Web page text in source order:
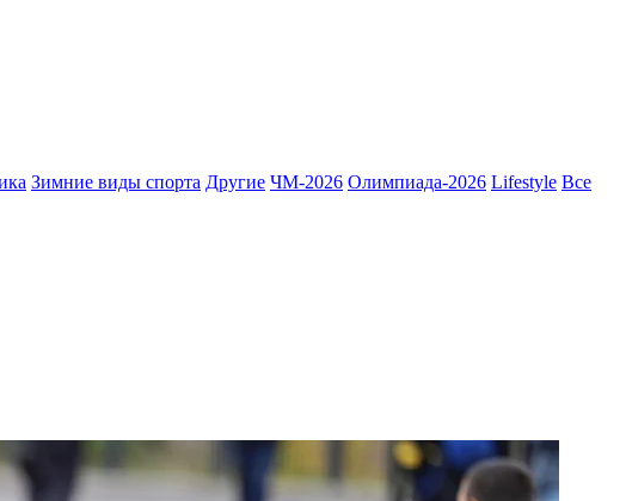
Зимние виды спорта Другие ЧМ-2026 Олимпиада-2026 Lifestyle Все